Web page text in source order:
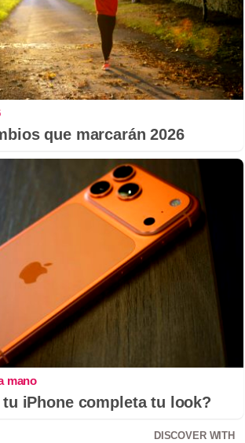
que marcarán 2026
mano
iPhone completa tu look?
DISCOVER WITH